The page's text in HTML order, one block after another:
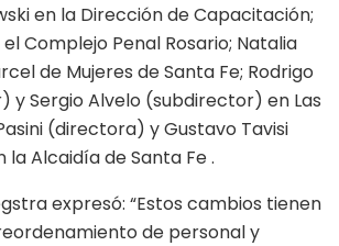
en la Dirección de Capacitación;
Complejo Penal Rosario; Natalia
de Mujeres de Santa Fe; Rodrigo
y Sergio Alvelo (subdirector) en Las
(directora) y Gustavo Tavisi
Alcaidía de Santa Fe .
expresó: “Estos cambios tienen
de personal y